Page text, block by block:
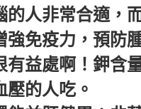
的人非常合適，
強免疫力，預防
有益處啊！鉀含
壓的人吃。